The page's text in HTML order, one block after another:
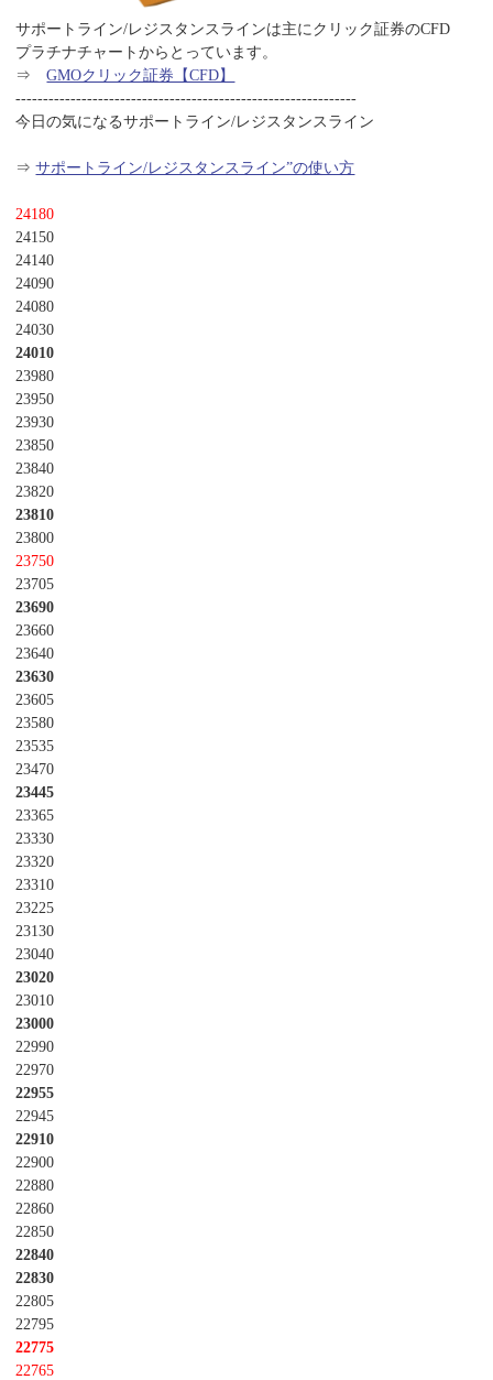
サポートライン/レジスタンスラインは主にクリック証券のCFD
プラチナチャートからとっています。
⇒GMOクリック証券【CFD】
--------------------------------------------------------------
今日の気になるサポートライン/レジスタンスライン
⇒サポートライン/レジスタンスライン”の使い方
24180
24150
24140
24090
24080
24030
24010
23980
23950
23930
23850
23840
23820
23810
23800
23750
23705
23690
23660
23640
23630
23605
23580
23535
23470
23445
23365
23330
23320
23310
23225
23130
23040
23020
23010
23000
22990
22970
22955
22945
22910
22900
22880
22860
22850
22840
22830
22805
22795
22775
22765